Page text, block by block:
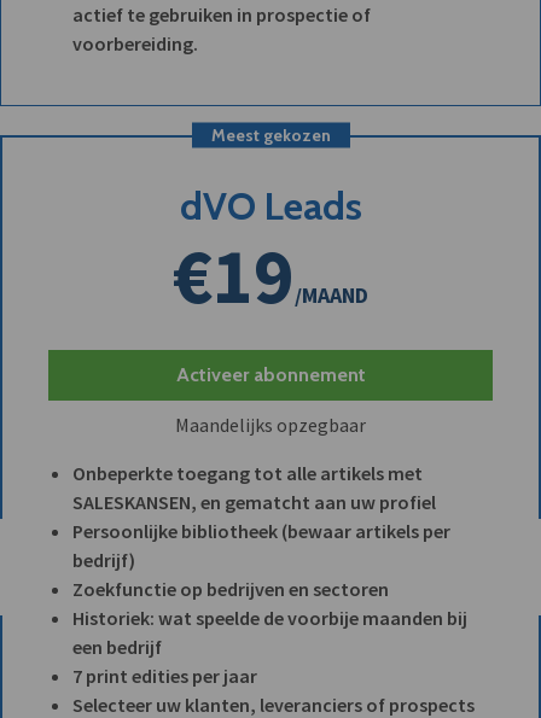
actief te gebruiken in prospectie of
voorbereiding.
Meest gekozen
dVO Leads
€19/MAAND
Activeer abonnement
Maandelijks opzegbaar
Onbeperkte toegang tot alle artikels met
SALESKANSEN, en gematcht aan uw profiel
Persoonlijke bibliotheek (bewaar artikels per
bedrijf)
Zoekfunctie op bedrijven en sectoren
Historiek: wat speelde de voorbije maanden bij
een bedrijf
7 print edities per jaar
Selecteer uw klanten, leveranciers of prospects